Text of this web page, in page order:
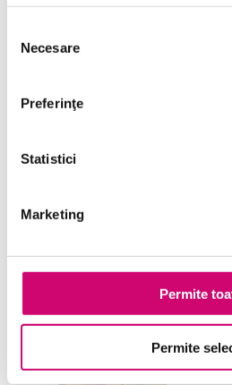
consimțământului
Necesare
Preferinţe
Statistici
Marketing
Permite
Permite
Serviciul clienți
Vânzări și negocieri
Cursuri Similare